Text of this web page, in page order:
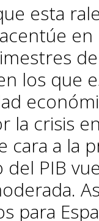
esta
los que
la crisis
cara a la
PIB
para